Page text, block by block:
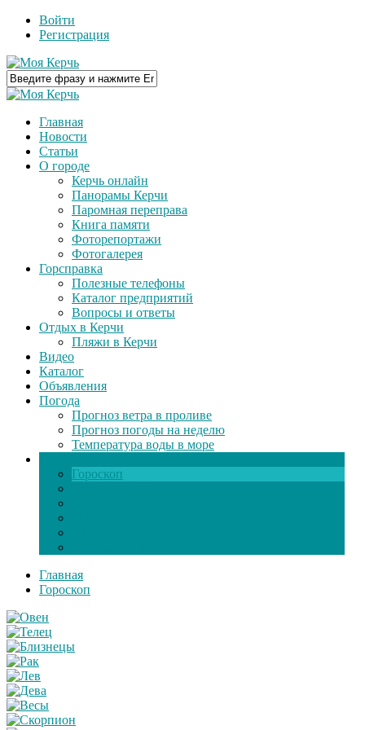
Войти
Регистрация
Главная
Новости
Статьи
О городе
Керчь онлайн
Панорамы Керчи
Паромная переправа
Книга памяти
Фоторепортажи
Фотогалерея
Горсправка
Полезные телефоны
Каталог предприятий
Вопросы и ответы
Отдых в Керчи
Пляжи в Керчи
Видео
Каталог
Объявления
Погода
Прогноз ветра в проливе
Прогноз погоды на неделю
Температура воды в море
Гороскоп
Главная
Гороскоп